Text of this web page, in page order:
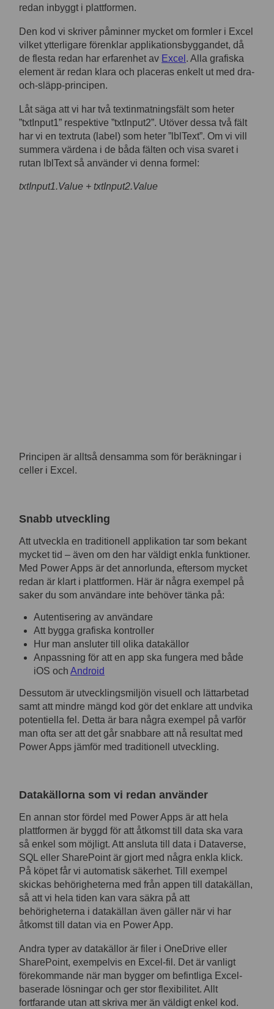
redan inbyggt i plattformen.
Den kod vi skriver påminner mycket om formler i Excel
vilket ytterligare förenklar applikationsbyggandet, då
de flesta redan har erfarenhet av Excel . Alla grafiska
element är redan klara och placeras enkelt ut med dra-
och-släpp-principen.
Låt säga att vi har två textinmatningsfält som heter
”txtInput1” respektive ”txtInput2”. Utöver dessa två fält
har vi en textruta (label) som heter ”lblText”. Om vi vill
summera värdena i de båda fälten och visa svaret i
rutan lblText så använder vi denna formel:
txtInput1.Value + txtInput2.Value
Principen är alltså densamma som för beräkningar i
celler i Excel.
Snabb utveckling
Att utveckla en traditionell applikation tar som bekant
mycket tid – även om den har väldigt enkla funktioner.
Med Power Apps är det annorlunda, eftersom mycket
redan är klart i plattformen. Här är några exempel på
saker du som användare inte behöver tänka på:
Autentisering av användare
Att bygga grafiska kontroller
Hur man ansluter till olika datakällor
Anpassning för att en app ska fungera med både
iOS ochAndroid
Dessutom är utvecklingsmiljön visuell och lättarbetad
samt att mindre mängd kod gör det enklare att undvika
potentiella fel. Detta är bara några exempel på varför
man ofta ser att det går snabbare att nå resultat med
Power Apps jämför med traditionell utveckling.
Datakällorna som vi redan använder
En annan stor fördel med Power Apps är att hela
plattformen är byggd för att åtkomst till data ska vara
så enkel som möjligt. Att ansluta till data i Dataverse,
SQL eller SharePoint är gjort med några enkla klick.
På köpet får vi automatisk säkerhet. Till exempel
skickas behörigheterna med från appen till datakällan,
så att vi hela tiden kan vara säkra på att
behörigheterna i datakällan även gäller när vi har
åtkomst till datan via en Power App.
Andra typer av datakällor är filer i OneDrive eller
SharePoint, exempelvis en Excel-fil. Det är vanligt
förekommande när man bygger om befintliga Excel-
baserade lösningar och ger stor flexibilitet. Allt
fortfarande utan att skriva mer än väldigt enkel kod.